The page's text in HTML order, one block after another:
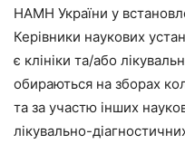
НАМН України у
Керівники наукових
є клініки та/або
обираються на зборах
та за участю інших
лікувально-